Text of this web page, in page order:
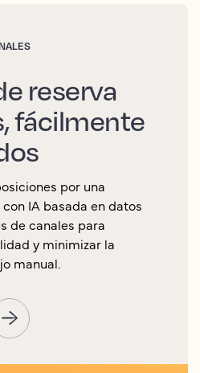
reserva
fácilmente
por una
IA basada en datos
de canales para
y minimizar la
manual.